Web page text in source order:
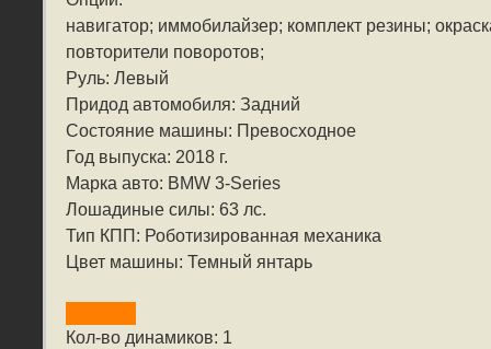
навигатор; иммобилайзер; комплект резины;
повторители поворотов;
Руль: Левый
Придод автомобиля: Задний
Состояние машины: Превосходное
Год выпуска: 2018 г.
Марка авто: BMW 3-Series
Лошадиные силы: 63 лс.
Тип КПП: Роботизированная механика
Цвет машины: Темный янтарь
Кол-во динамиков: 1